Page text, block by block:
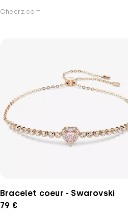
Cheerz.com
Bracelet coeur - Swarovski
79 €